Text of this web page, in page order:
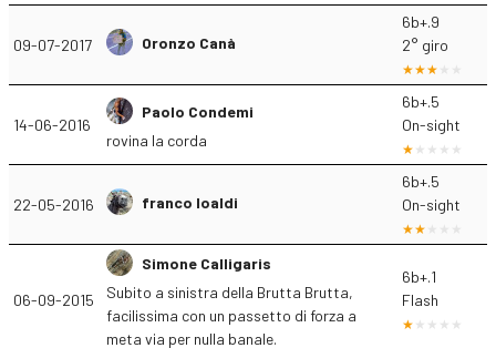
09-07-2017 Oronzo Canà
6b+.9
2° giro
14-06-2016
Paolo Condemi
rovina la corda
6b+.5
On-sight
22-05-2016 franco loaldi
6b+.5
On-sight
06-09-2015
Simone Calligaris
Subito a sinistra della Brutta Brutta,
facilissima con un passetto di forza a
meta via per nulla banale.
6b+.1
Flash